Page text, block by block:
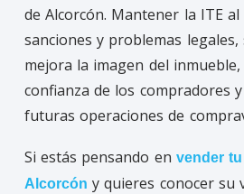
de Alcorcón. Mantener la ITE
sanciones y problemas
mejora la imagen del
confianza de los compradores
futuras operaciones de
Si estás pensando envender
Alcorcón y quieres conocer su